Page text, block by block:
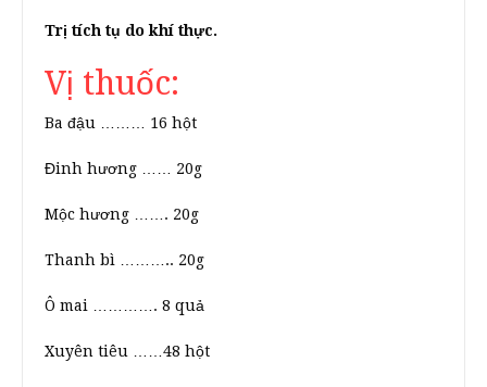
Trị tích tụ do khí thực.
Vị thuốc:
Ba đậu ……… 16 hột
Đinh hương …… 20g
Mộc hương ……. 20g
Thanh bì ……….. 20g
Ô mai …………. 8 quả
Xuyên tiêu ……48 hột